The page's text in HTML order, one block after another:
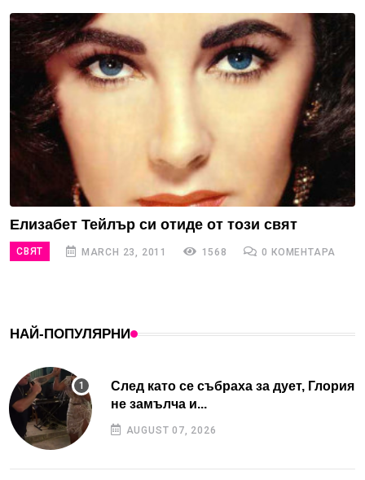
Елизабет Тейлър си отиде от този свят
СВЯТ MARCH 23, 2011 1568 0 КОМЕНТАРА
НАЙ-ПОПУЛЯРНИ
След като се събраха за дует, Глория
не замълча и...
AUGUST 07, 2026